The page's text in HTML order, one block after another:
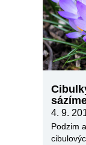
4. 9.
Podzim